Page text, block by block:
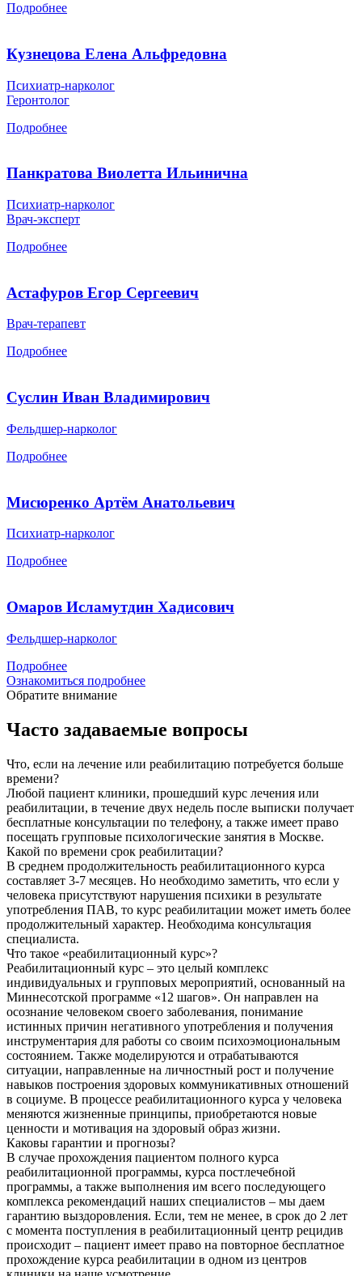
Подробнее
Кузнецова Елена Альфредовна
Психиатр-нарколог
Геронтолог
Подробнее
Панкратова Виолетта Ильинична
Психиатр-нарколог
Врач-эксперт
Подробнее
Астафуров Егор Сергеевич
Врач-терапевт
Подробнее
Суслин Иван Владимирович
Фельдшер-нарколог
Подробнее
Мисюренко Артём Анатольевич
Психиатр-нарколог
Подробнее
Омаров Исламутдин Хадисович
Фельдшер-нарколог
Подробнее
Ознакомиться подробнее
Обратите внимание
Часто задаваемые вопросы
Что, если на лечение или реабилитацию потребуется больше
времени?
Любой пациент клиники, прошедший курс лечения или
реабилитации, в течение двух недель после выписки получает
бесплатные консультации по телефону, а также имеет право
посещать групповые психологические занятия в Москве.
Какой по времени срок реабилитации?
В среднем продолжительность реабилитационного курса
составляет 3-7 месяцев. Но необходимо заметить, что если у
человека присутствуют нарушения психики в результате
употребления ПАВ, то курс реабилитации может иметь более
продолжительный характер. Необходима консультация
специалиста.
Что такое «реабилитационный курс»?
Реабилитационный курс – это целый комплекс
индивидуальных и групповых мероприятий, основанный на
Миннесотской программе «12 шагов». Он направлен на
осознание человеком своего заболевания, понимание
истинных причин негативного употребления и получения
инструментария для работы со своим психоэмоциональным
состоянием. Также моделируются и отрабатываются
ситуации, направленные на личностный рост и получение
навыков построения здоровых коммуникативных отношений
в социуме. В процессе реабилитационного курса у человека
меняются жизненные принципы, приобретаются новые
ценности и мотивация на здоровый образ жизни.
Каковы гарантии и прогнозы?
В случае прохождения пациентом полного курса
реабилитационной программы, курса постлечебной
программы, а также выполнения им всего последующего
комплекса рекомендаций наших специалистов – мы даем
гарантию выздоровления. Если, тем не менее, в срок до 2 лет
с момента поступления в реабилитационный центр рецидив
происходит – пациент имеет право на повторное бесплатное
прохождение курса реабилитации в одном из центров